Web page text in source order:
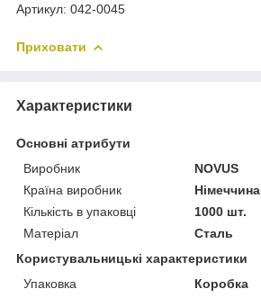
Артикул: 042-0045
Приховати
Характеристики
Основні атрибути
Виробник
NOVUS
Країна виробник
Німеччина
Кількість в упаковці
1000 шт.
Матеріал
Сталь
Користувальницькі характеристики
Упаковка
Коробка